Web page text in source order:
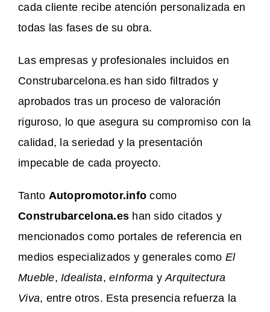
cada cliente recibe atención personalizada en
todas las fases de su obra.
Las empresas y profesionales incluidos en
Construbarcelona.es han sido filtrados y
aprobados tras un proceso de valoración
riguroso, lo que asegura su compromiso con la
calidad, la seriedad y la presentación
impecable de cada proyecto.
Tanto Autopromotor.info como
Construbarcelona.es han sido citados y
mencionados como portales de referencia en
medios especializados y generales como El
Mueble, Idealista,eInforma yArquitectura
Viva, entre otros. Esta presencia refuerza la